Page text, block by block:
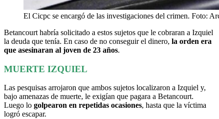
El Cicpc se encargó de las investigaciones del crimen. Foto:
Betancourt habría solicitado a estos sujetos que le cobraran a Izquiel
la deuda que tenía. En caso de no conseguir el dinero, la orden era
que asesinaran al joven de 23 años.
MUERTE IZQUIEL
Las pesquisas arrojaron que ambos sujetos localizaron a Izquiel y,
bajo amenazas de muerte, le exigían que pagara a Betancourt.
Luego lo golpearon en repetidas ocasiones, hasta que la víctima
logró escapar.